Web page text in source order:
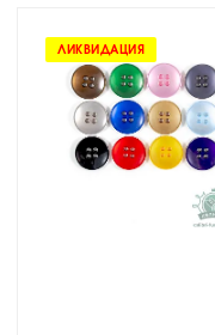
ЛИКВИДАЦИЯ